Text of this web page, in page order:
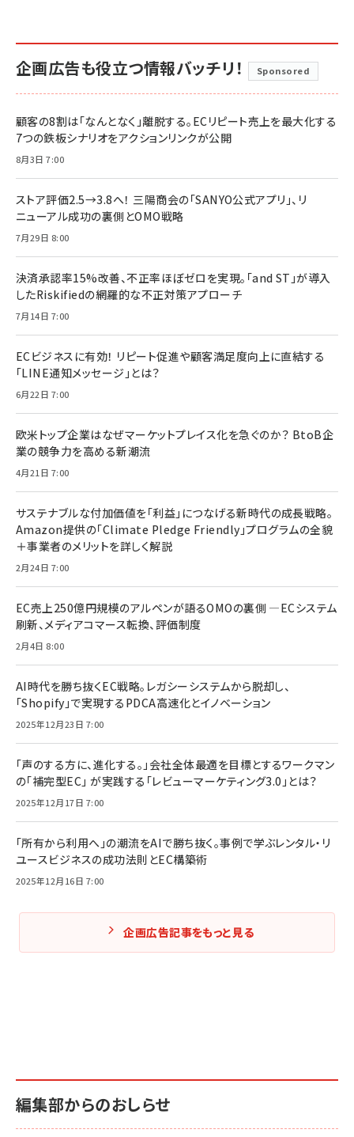
企画広告も役立つ情報バッチリ！ Sponsored
顧客の8割は「なんとなく」離脱する。ECリピート売上を最大化する
7つの鉄板シナリオをアクションリンクが公開
8月3日 7:00
ストア評価2.5→3.8へ！ 三陽商会の「SANYO公式アプリ」、リ
ニューアル成功の裏側とOMO戦略
7月29日 8:00
決済承認率15%改善、不正率ほぼゼロを実現。「and ST」が導入
したRiskifiedの網羅的な不正対策アプローチ
7月14日 7:00
ECビジネスに有効！ リピート促進や顧客満足度向上に直結する
「LINE通知メッセージ」とは？
6月22日 7:00
欧米トップ企業はなぜマーケットプレイス化を急ぐのか？ BtoB企
業の競争力を高める新潮流
4月21日 7:00
サステナブルな付加価値を「利益」につなげる新時代の成長戦略。
Amazon提供の「Climate Pledge Friendly」プログラムの全貌
＋事業者のメリットを詳しく解説
2月24日 7:00
EC売上250億円規模のアルペンが語るOMOの裏側 ―ECシステム
刷新、メディアコマース転換、評価制度
2月4日 8:00
AI時代を勝ち抜くEC戦略。レガシーシステムから脱却し、
「Shopify」で実現するPDCA高速化とイノベーション
2025年12月23日 7:00
「声のする方に、進化する。」会社全体最適を目標とするワークマン
の「補完型EC」 が実践する「レビューマーケティング3.0」とは？
2025年12月17日 7:00
「所有から利用へ」の潮流をAIで勝ち抜く。事例で学ぶレンタル・リ
ユースビジネスの成功法則とEC構築術
2025年12月16日 7:00
企画広告記事をもっと見る
編集部からのおしらせ